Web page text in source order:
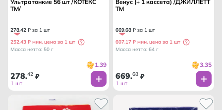
Ультратонкие 56 шт /КОТЕКС
ТМ/
278.42 ₽ за 1 шт
252.43 ₽ мин. цена за 1 шт
Масса нетто: 50 г
1.39
278.42 ₽
1 шт
Венус (+ 1 кассета) /ДЖИЛЛЕТТ
ТМ
669.68 ₽ за 1 шт
607.17 ₽ мин. цена за 1 шт
Масса нетто: 64 г
3.35
669.68 ₽
1 шт